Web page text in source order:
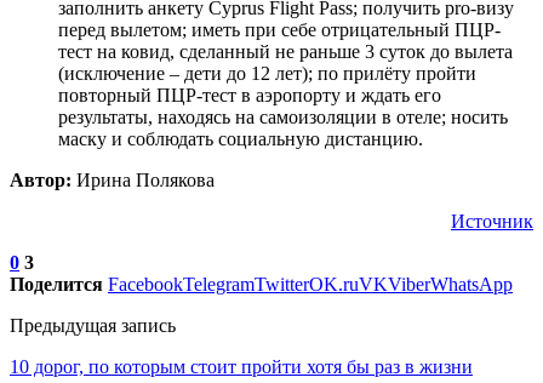
заполнить анкету Cyprus Flight Pass; получить pro-визу
перед вылетом; иметь при себе отрицательный ПЦР-
тест на ковид, сделанный не раньше 3 суток до вылета
(исключение – дети до 12 лет); по прилёту пройти
повторный ПЦР-тест в аэропорту и ждать его
результаты, находясь на самоизоляции в отеле; носить
маску и соблюдать социальную дистанцию.
Автор: Ирина Полякова
Источник
0 3
Поделится FacebookTelegramTwitterOK.ruVKViberWhatsApp
Предыдущая запись
10 дорог, по которым стоит пройти хотя бы раз в жизни